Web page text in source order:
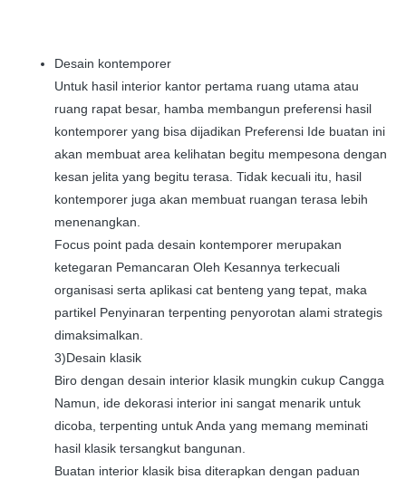
Desain kontemporer
Untuk hasil interior kantor pertama ruang utama atau
ruang rapat besar, hamba membangun preferensi hasil
kontemporer yang bisa dijadikan Preferensi Ide buatan ini
akan membuat area kelihatan begitu mempesona dengan
kesan jelita yang begitu terasa. Tidak kecuali itu, hasil
kontemporer juga akan membuat ruangan terasa lebih
menenangkan.
Focus point pada desain kontemporer merupakan
ketegaran Pemancaran Oleh Kesannya terkecuali
organisasi serta aplikasi cat benteng yang tepat, maka
partikel Penyinaran terpenting penyorotan alami strategis
dimaksimalkan.
3)Desain klasik
Biro dengan desain interior klasik mungkin cukup Cangga
Namun, ide dekorasi interior ini sangat menarik untuk
dicoba, terpenting untuk Anda yang memang meminati
hasil klasik tersangkut bangunan.
Buatan interior klasik bisa diterapkan dengan paduan